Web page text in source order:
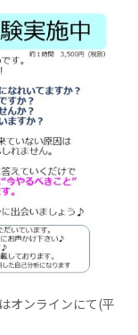
オンラインにて(平